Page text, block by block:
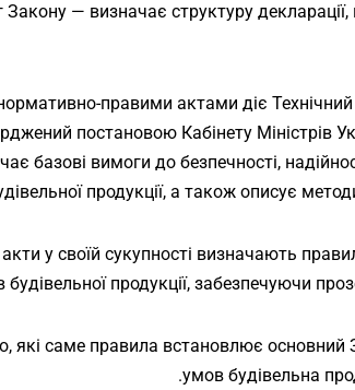
Закону — визначає структуру декларації,
правими актами діє Технічний
постановою Кабінету Міністрів
базові вимоги до безпечності,
продукції, а також описує
у своїй сукупності визначають
продукції, забезпечуючи
які саме правила встановлює основний
умов будівельна